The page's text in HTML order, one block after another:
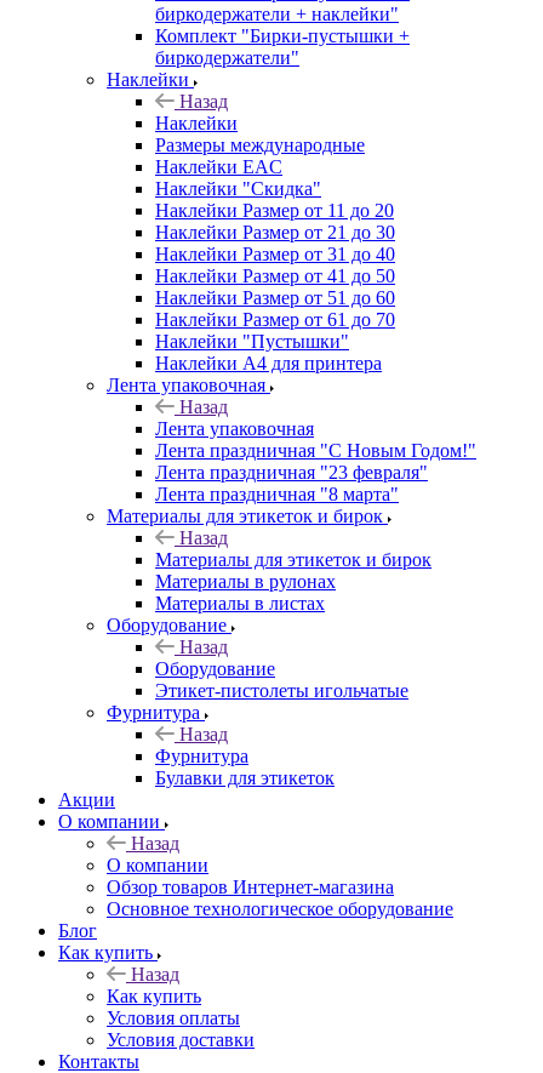
биркодержатели + наклейки"
Комплект "Бирки-пустышки +
биркодержатели"
Наклейки
Назад
Наклейки
Размеры международные
Наклейки EAC
Наклейки "Скидка"
Наклейки Размер от 11 до 20
Наклейки Размер от 21 до 30
Наклейки Размер от 31 до 40
Наклейки Размер от 41 до 50
Наклейки Размер от 51 до 60
Наклейки Размер от 61 до 70
Наклейки "Пустышки"
Наклейки А4 для принтера
Лента упаковочная
Назад
Лента упаковочная
Лента праздничная "С Новым Годом!"
Лента праздничная "23 февраля"
Лента праздничная "8 марта"
Материалы для этикеток и бирок
Назад
Материалы для этикеток и бирок
Материалы в рулонах
Материалы в листах
Оборудование
Назад
Оборудование
Этикет-пистолеты игольчатые
Фурнитура
Назад
Фурнитура
Булавки для этикеток
Акции
О компании
Назад
О компании
Обзор товаров Интернет-магазина
Основное технологическое оборудование
Блог
Как купить
Назад
Как купить
Условия оплаты
Условия доставки
Контакты